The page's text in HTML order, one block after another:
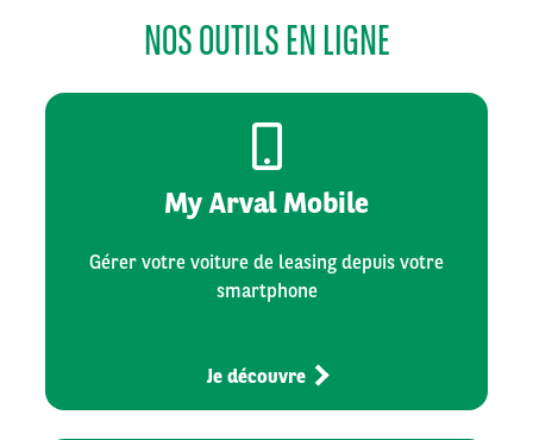
NOS OUTILS EN LIGNE
My Arval Mobile
Gérer votre voiture de leasing depuis votre
smartphone
Je découvre